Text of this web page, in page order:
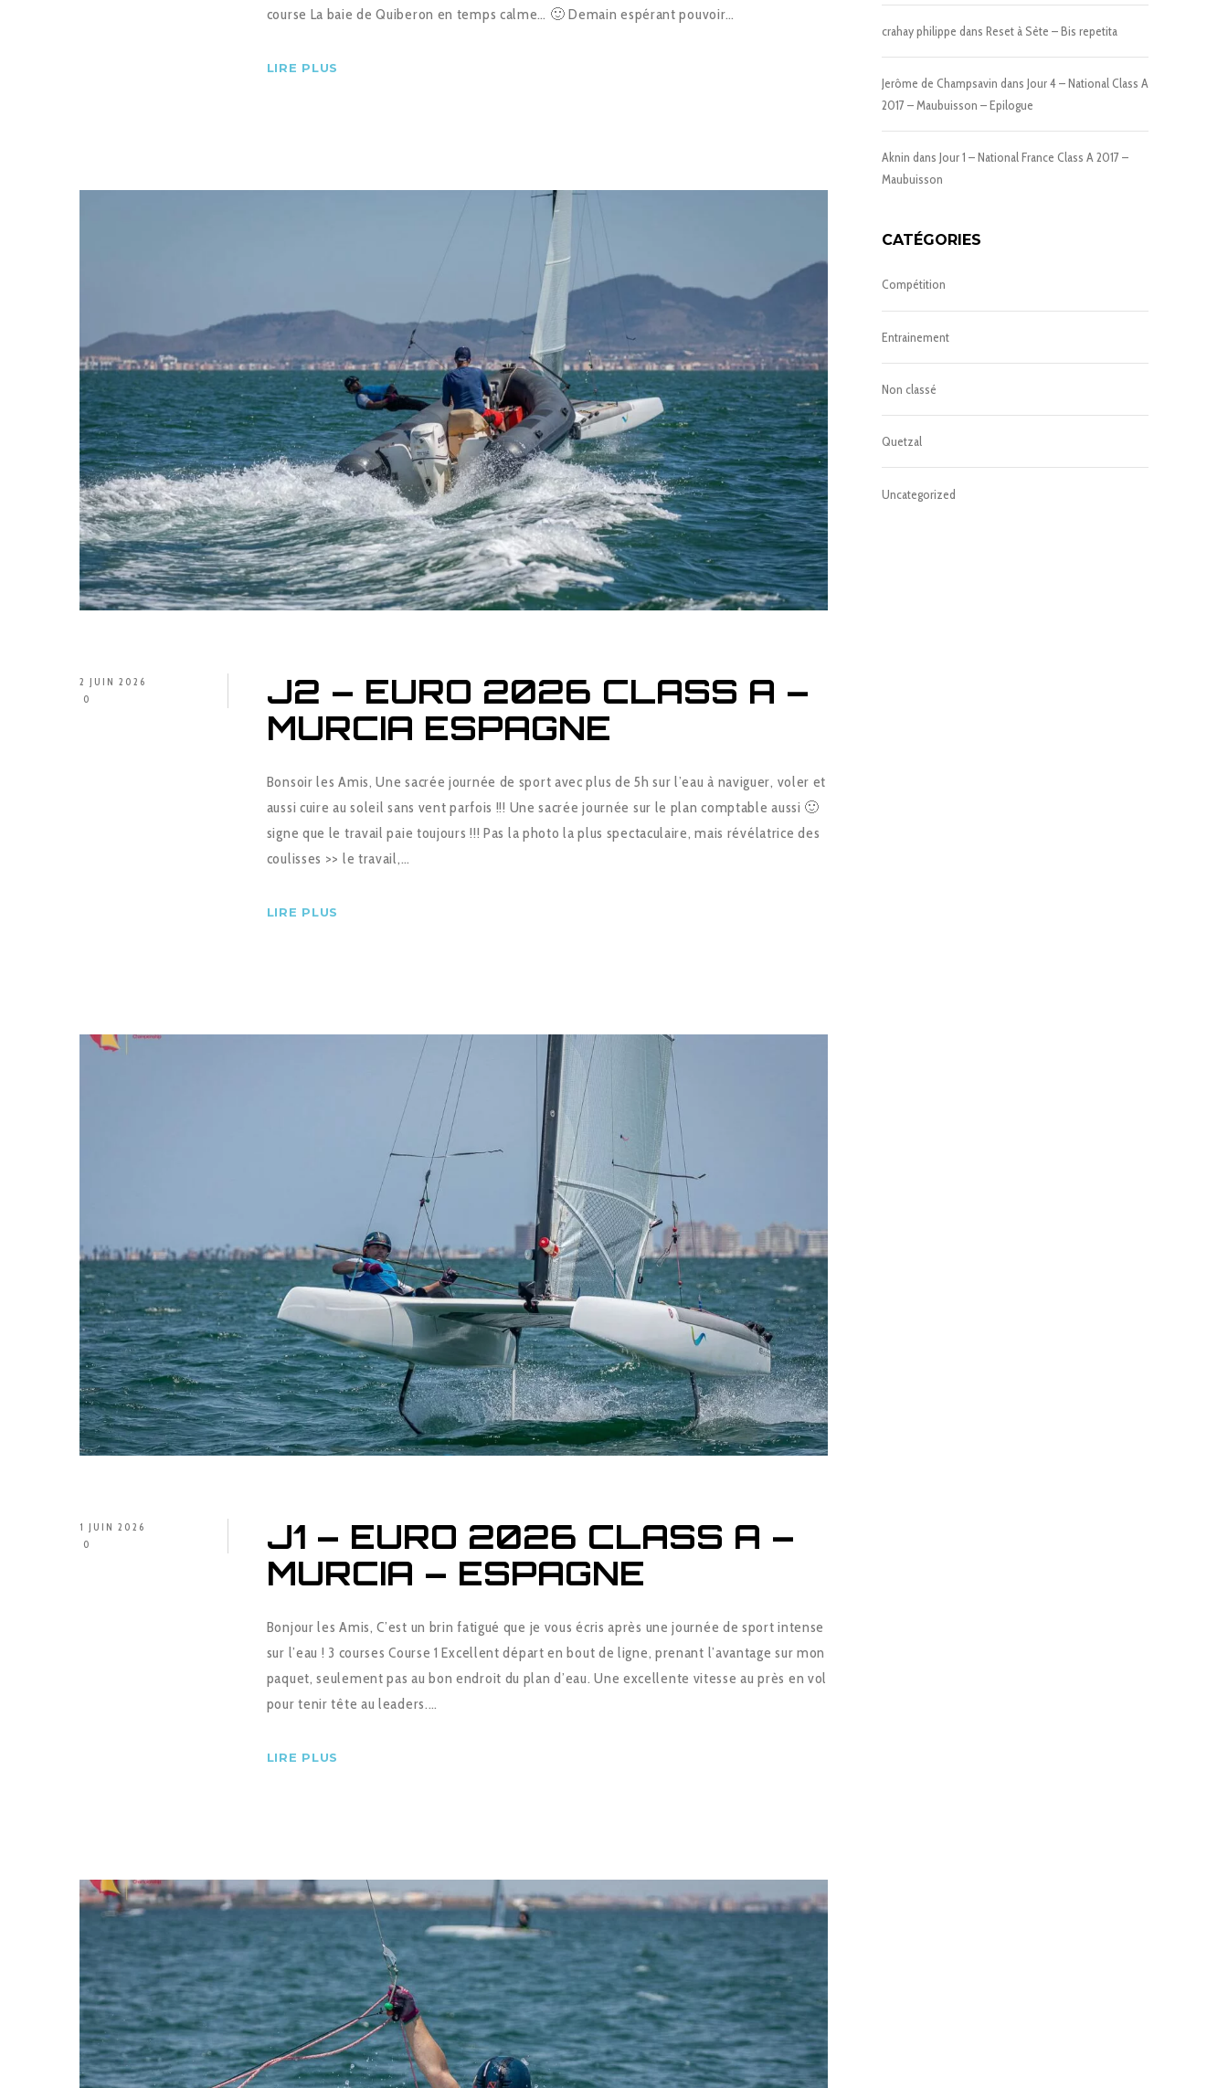
course La baie de Quiberon en temps calme… 🙂 Demain espérant pouvoir…
LIRE PLUS
2 JUIN 2026
0
J2 – EURO 2026 CLASS A –
MURCIA ESPAGNE
Bonsoir les Amis, Une sacrée journée de sport avec plus de 5h sur l’eau à naviguer, voler et
aussi cuire au soleil sans vent parfois !!! Une sacrée journée sur le plan comptable aussi 🙂
signe que le travail paie toujours !!! Pas la photo la plus spectaculaire, mais révélatrice des
coulisses >> le travail,…
LIRE PLUS
1 JUIN 2026
0
J1 – EURO 2026 CLASS A –
MURCIA – ESPAGNE
Bonjour les Amis, C’est un brin fatigué que je vous écris après une journée de sport intense
sur l’eau ! 3 courses Course 1 Excellent départ en bout de ligne, prenant l’avantage sur mon
paquet, seulement pas au bon endroit du plan d’eau. Une excellente vitesse au près en vol
pour tenir tête au leaders.…
LIRE PLUS
crahay philippe dans Reset à Sète – Bis repetita
Jerôme de Champsavin dans Jour 4 – National Class A
2017 – Maubuisson – Epilogue
Aknin dans Jour 1 – National France Class A 2017 –
Maubuisson
CATÉGORIES
Compétition
Entrainement
Non classé
Quetzal
Uncategorized